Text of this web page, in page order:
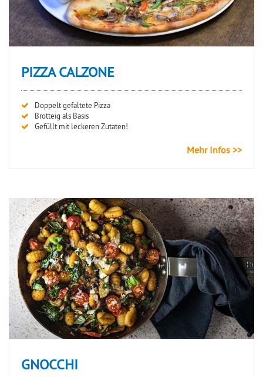
PIZZA CALZONE
Doppelt gefaltete Pizza
Brotteig als Basis
Gefüllt mit leckeren Zutaten!
Mehr Infos >>
GNOCCHI